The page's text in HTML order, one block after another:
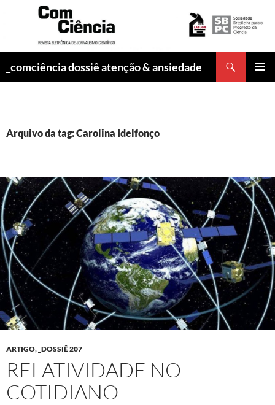
_comciência dossiê atenção & ansiedade
Arquivo da tag: Carolina Idelfonço
ARTIGO, _DOSSIÊ 207
RELATIVIDADE NO
COTIDIANO